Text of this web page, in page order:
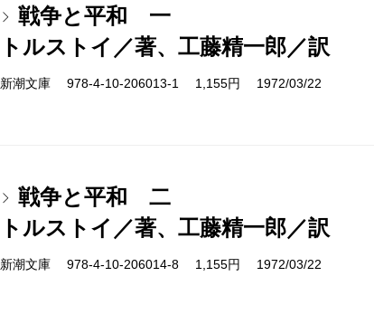
戦争と平和 一
トルストイ／著、工藤精一郎／訳
新潮文庫 978-4-10-206013-1 1,155円 1972/03/22
戦争と平和 二
トルストイ／著、工藤精一郎／訳
新潮文庫 978-4-10-206014-8 1,155円 1972/03/22